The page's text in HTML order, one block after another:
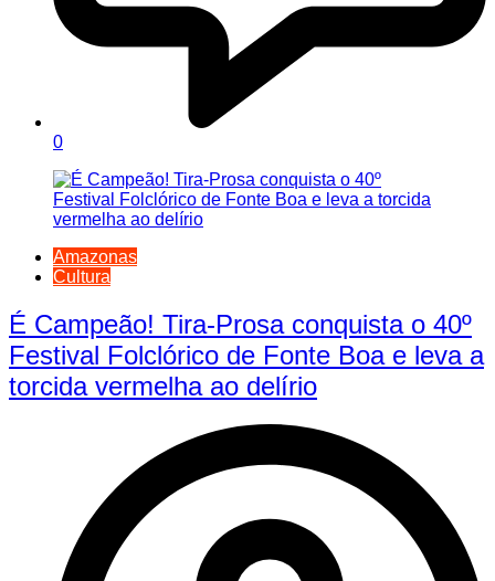
0
Amazonas
Cultura
É Campeão! Tira-Prosa conquista o 40º
Festival Folclórico de Fonte Boa e leva a
torcida vermelha ao delírio